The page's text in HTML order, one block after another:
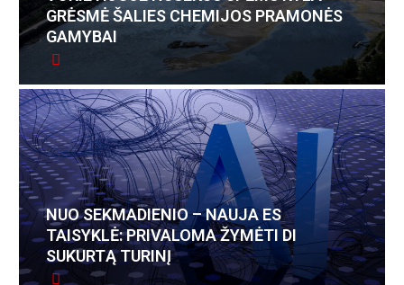
GRĖSMĖ ŠALIES CHEMIJOS PRAMONĖS
GAMYBAI
NUO SEKMADIENIO – NAUJA ES
TAISYKLĖ: PRIVALOMA ŽYMĖTI DI
SUKURTĄ TURINĮ